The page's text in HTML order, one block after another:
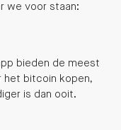
we voor staan:
bieden de meest
het bitcoin kopen,
is dan ooit.